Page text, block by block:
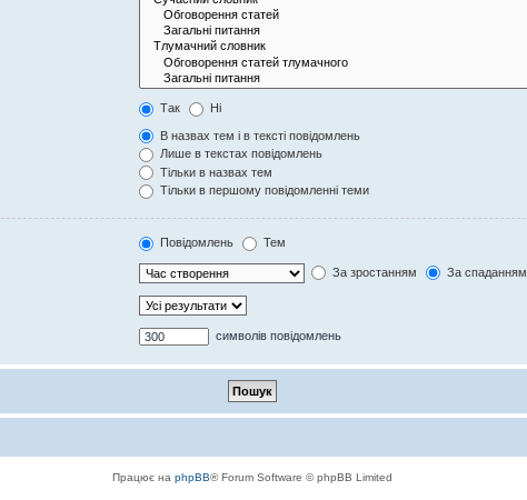
Так Ні
В назвах тем і в тексті повідомлень
Лише в текстах повідомлень
Тільки в назвах тем
Тільки в першому повідомленні теми
Повідомлень Тем
За зростанням За спаданням
символів повідомлень
Працює на phpBB® Forum Software © phpBB Limited